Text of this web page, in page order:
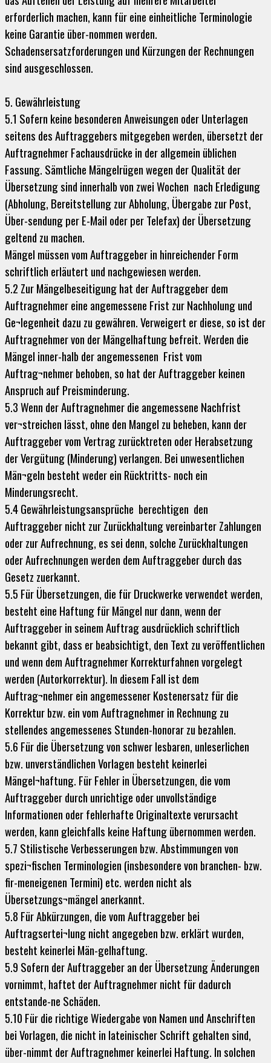
erforderlich machen, kann für eine einheitliche Terminologie
keine Garantie über-nommen werden.
Schadensersatzforderungen und Kürzungen der Rechnungen
sind ausgeschlossen.
5. Gewährleistung
5.1 Sofern keine besonderen Anweisungen oder Unterlagen
seitens des Auftraggebers mitgegeben werden, übersetzt der
Auftragnehmer Fachausdrücke in der allgemein üblichen
Fassung. Sämtliche Mängelrügen wegen der Qualität der
Übersetzung sind innerhalb von zwei Wochen nach Erledigung
(Abholung, Bereitstellung zur Abholung, Übergabe zur Post,
Über-sendung per E-Mail oder per Telefax) der Übersetzung
geltend zu machen.
Mängel müssen vom Auftraggeber in hinreichender Form
schriftlich erläutert und nachgewiesen werden.
5.2 Zur Mängelbeseitigung hat der Auftraggeber dem
Auftragnehmer eine angemessene Frist zur Nachholung und
Ge¬legenheit dazu zu gewähren. Verweigert er diese, so ist der
Auftragnehmer von der Mängelhaftung befreit. Werden die
Mängel inner-halb der angemessenen Frist vom
Auftrag¬nehmer behoben, so hat der Auftraggeber keinen
Anspruch auf Preisminderung.
5.3 Wenn der Auftragnehmer die angemessene Nachfrist
ver¬streichen lässt, ohne den Mangel zu beheben, kann der
Auftraggeber vom Vertrag zurücktreten oder Herabsetzung
der Vergütung (Minderung) verlangen. Bei unwesentlichen
Män¬geln besteht weder ein Rücktritts- noch ein
Minderungsrecht.
5.4 Gewährleistungsansprüche berechtigen den
Auftraggeber nicht zur Zurückhaltung vereinbarter Zahlungen
oder zur Aufrechnung, es sei denn, solche Zurückhaltungen
oder Aufrechnungen werden dem Auftraggeber durch das
Gesetz zuerkannt.
5.5 Für Übersetzungen, die für Druckwerke verwendet werden,
besteht eine Haftung für Mängel nur dann, wenn der
Auftraggeber in seinem Auftrag ausdrücklich schriftlich
bekannt gibt, dass er beabsichtigt, den Text zu veröffentlichen
und wenn dem Auftragnehmer Korrekturfahnen vorgelegt
werden (Autorkorrektur). In diesem Fall ist dem
Auftrag¬nehmer ein angemessener Kostenersatz für die
Korrektur bzw. ein vom Auftragnehmer in Rechnung zu
stellendes angemessenes Stunden-honorar zu bezahlen.
5.6 Für die Übersetzung von schwer lesbaren, unleserlichen
bzw. unverständlichen Vorlagen besteht keinerlei
Mängel¬haftung. Für Fehler in Übersetzungen, die vom
Auftraggeber durch unrichtige oder unvollständige
Informationen oder fehlerhafte Originaltexte verursacht
werden, kann gleichfalls keine Haftung übernommen werden.
5.7 Stilistische Verbesserungen bzw. Abstimmungen von
spezi¬fischen Terminologien (insbesondere von branchen- bzw.
fir-meneigenen Termini) etc. werden nicht als
Übersetzungs¬mängel anerkannt.
5.8 Für Abkürzungen, die vom Auftraggeber bei
Auftragsertei¬lung nicht angegeben bzw. erklärt wurden,
besteht keinerlei Män-gelhaftung.
5.9 Sofern der Auftraggeber an der Übersetzung Änderungen
vornimmt, haftet der Auftragnehmer nicht für dadurch
entstande-ne Schäden.
5.10 Für die richtige Wiedergabe von Namen und Anschriften
bei Vorlagen, die nicht in lateinischer Schrift gehalten sind,
über-nimmt der Auftragnehmer keinerlei Haftung. In solchen